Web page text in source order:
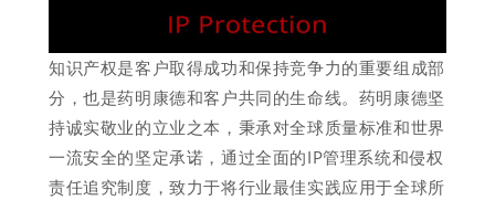
知识产权是客户取得成功和保持竞争力的重要组成部
分，也是药明康德和客户共同的生命线。药明康德坚
持诚实敬业的立业之本，秉承对全球质量标准和世界
一流安全的坚定承诺，通过全面的IP管理系统和侵权
责任追究制度，致力于将行业最佳实践应用于全球所